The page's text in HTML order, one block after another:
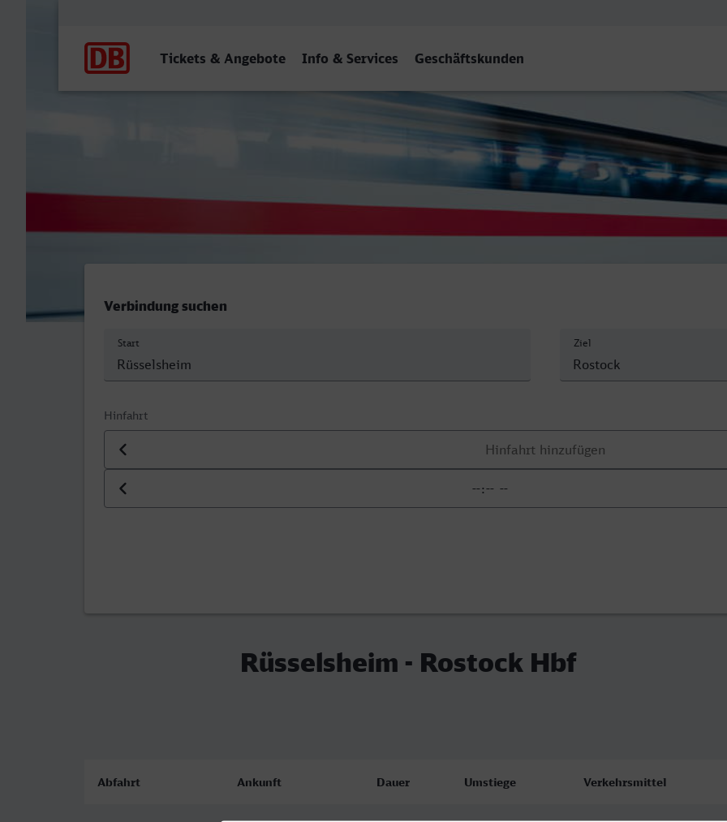
Tickets & Angebote Info & Services Geschäftskunden
Verbindung suchen
Start Ziel
Hinfahrt
Datum der Hinfahrt
Uhrzeit der Hinfahrt
Rüsselsheim - Rostock Hbf
Abfahrt Ankunft Dauer Umstiege Verkehrsmittel